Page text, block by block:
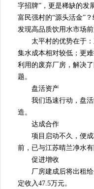
字招牌”，更是稀缺的发
富民强村的“源头活金”
发现高品质饮用水市场前
太平村的优势在于：
集水成本相对较低；更
利用的废弃厂房，解决
题。
盘活资产
我们迅速行动，盘活
造。
达成合作
项目启动不久，便成
前，已与江苏晴兰净水
促进增收
厂房建成后将出租给
定收入47.5万元。